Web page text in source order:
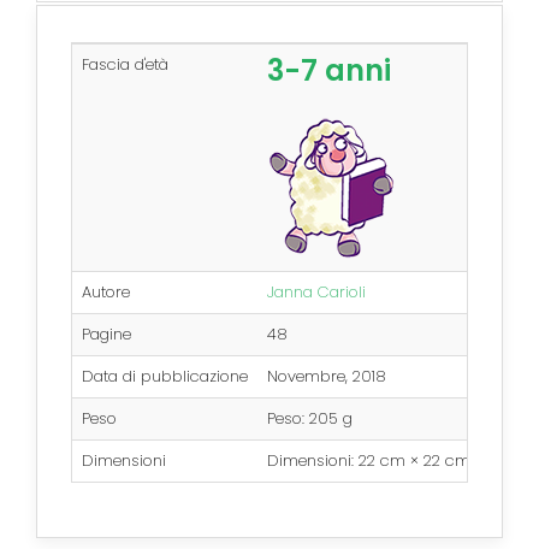
Fascia d'età 3-7 anni
Autore
Janna Carioli
Pagine
48
Data di pubblicazione
Novembre, 2018
Peso
Peso: 205 g
Dimensioni
Dimensioni: 22 cm × 22 cm × 0.6